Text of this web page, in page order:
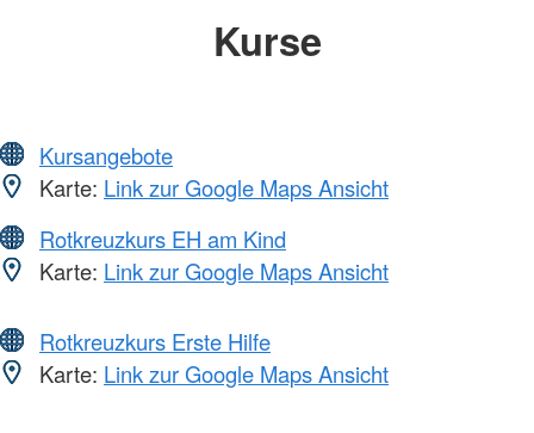
Kurse
Kursangebote
Karte: Link zur Google Maps Ansicht
Rotkreuzkurs EH am Kind
Karte: Link zur Google Maps Ansicht
Rotkreuzkurs Erste Hilfe
Karte: Link zur Google Maps Ansicht